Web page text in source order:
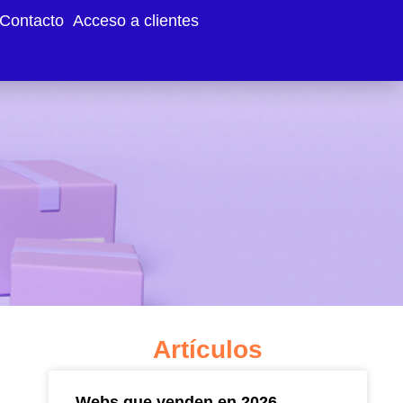
Contacto Acceso a clientes
en línea
Artículos